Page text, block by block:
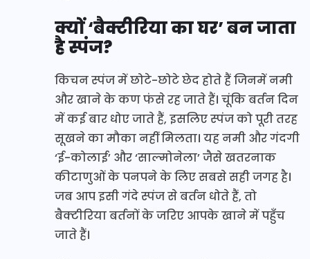
क्यों ‘बैक्टीरिया का घर’ बन जाता
है स्पंज?
किचन स्पंज में छोटे-छोटे छेद होते हैं जिनमें नमी
और खाने के कण फंसे रह जाते हैं। चूंकि बर्तन दिन
में कई बार धोए जाते हैं, इसलिए स्पंज को पूरी तरह
सूखने का मौका नहीं मिलता। यह नमी और गंदगी
‘ई-कोलाई’ और ‘साल्मोनेला’ जैसे खतरनाक
कीटाणुओं के पनपने के लिए सबसे सही जगह है।
जब आप इसी गंदे स्पंज से बर्तन धोते हैं, तो
बैक्टीरिया बर्तनों के जरिए आपके खाने में पहुँच
जाते हैं।